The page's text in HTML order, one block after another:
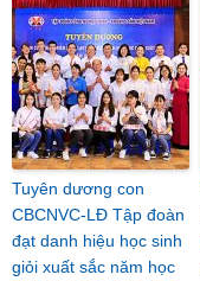
Tuyên dương con
CBCNVC-LĐ Tập đoàn
đạt danh hiệu học sinh
giỏi xuất sắc năm học